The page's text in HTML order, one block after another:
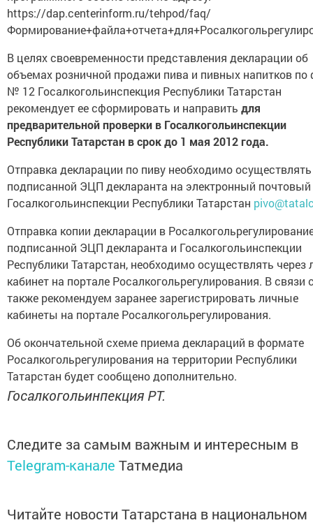
https://dap.centerinform.ru/tehpod/faq/
В целях своевременности представления декларации об
объемах розничной продажи пива и пивных напитков
№ 12 Госалкогольинспекция Республики Татарстан
рекомендует ее сформировать и направить для
предварительной проверки в Госалкогольинспекции
Республики Татарстан в срок до 1 мая 2012 года.
Отправка декларации по пиву необходимо осуществлять
подписанной ЭЦП декларанта на электронный
Госалкогольинспекции Республики Татарстан
Отправка копии декларации в
подписанной ЭЦП декларанта и Госалкогольинспекции
Республики Татарстан, необходимо осуществлять через
кабинет на портале Росалкогольрегулирования. В связи
также рекомендуем заранее зарегистрировать личные
кабинеты на портале Росалкогольрегулирования.
Об окончательной схеме приема деклараций в формате
Росалкогольрегулирования на территории Республики
Татарстан будет сообщено дополнительно.
Госалкогольинпекция РТ.
Следите за самым важным и интересным в
Telegram-канале Татмедиа
Читайте новости Татарстана в национальном